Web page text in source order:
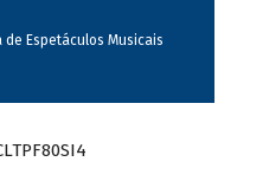
de Espetáculos Musicais